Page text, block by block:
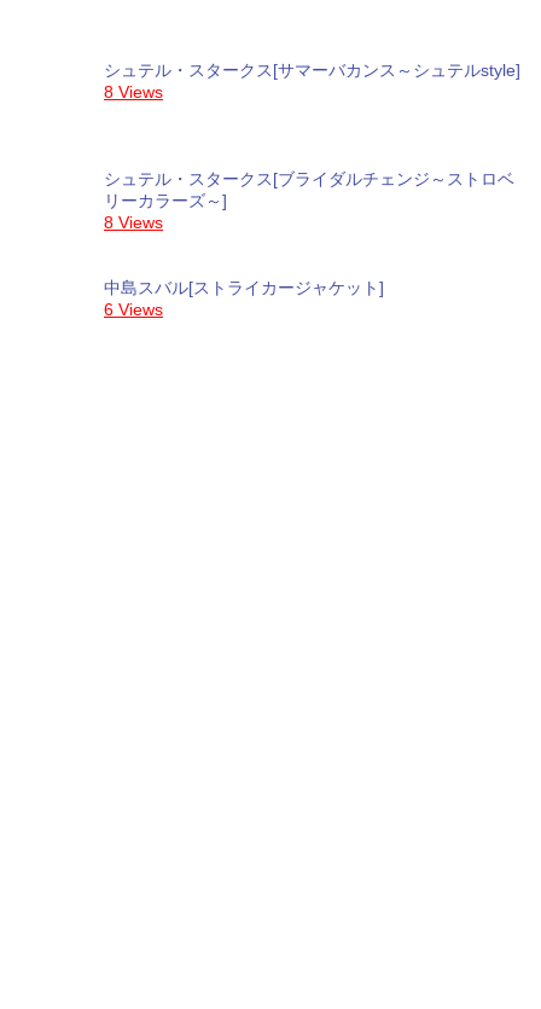
シュテル・スタークス[サマーバカンス～シュテルstyle]
8 Views
シュテル・スタークス[ブライダルチェンジ～ストロベ
リーカラーズ～]
8 Views
中島スバル[ストライカージャケット]
6 Views